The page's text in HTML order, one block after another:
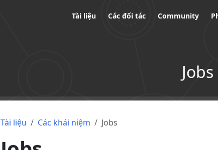
Tài liệu Các đối tác Community
Jobs
Tài liệu Các khái niệm Jobs